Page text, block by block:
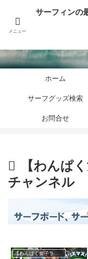
サーフィンに関するニュース
ホーム
サーフグッズ検索
お問合せ
【わんぱ
チャンネル
メニュー
サーフィンの